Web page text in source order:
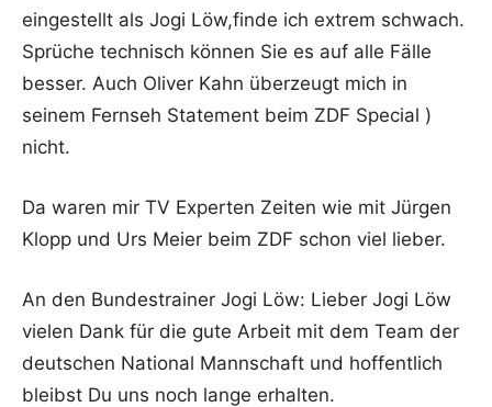
eingestellt als Jogi Löw,finde ich extrem schwach.
Sprüche technisch können Sie es auf alle Fälle
besser. Auch Oliver Kahn überzeugt mich in
seinem Fernseh Statement beim ZDF Special )
nicht.
Da waren mir TV Experten Zeiten wie mit Jürgen
Klopp und Urs Meier beim ZDF schon viel lieber.
An den Bundestrainer Jogi Löw: Lieber Jogi Löw
vielen Dank für die gute Arbeit mit dem Team der
deutschen National Mannschaft und hoffentlich
bleibst Du uns noch lange erhalten.